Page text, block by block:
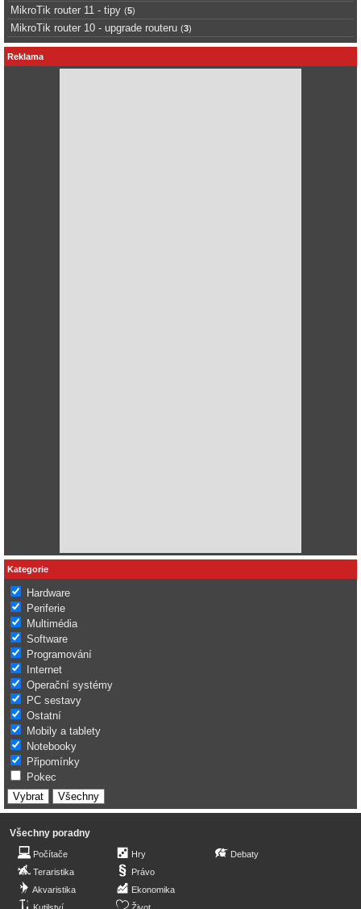
MikroTik router 11 - tipy (5)
MikroTik router 10 - upgrade routeru (3)
Reklama
Kategorie
Hardware
Periferie
Multimédia
Software
Programování
Internet
Operační systémy
PC sestavy
Ostatní
Mobily a tablety
Notebooky
Připomínky
Pokec
Všechny poradny
Počítače
Teraristika
Akvaristika
Hry
Právo
Ekonomika
Debaty